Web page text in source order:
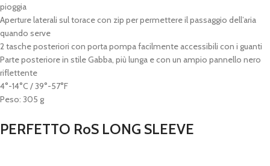
pioggia
Aperture laterali sul torace con zip per permettere il passaggio dell’aria
quando serve
2 tasche posteriori con porta pompa facilmente accessibili con i guanti
Parte posteriore in stile Gabba, più lunga e con un ampio pannello nero
riflettente
4°-14°C / 39°-57°F
Peso: 305 g
PERFETTO RoS LONG SLEEVE